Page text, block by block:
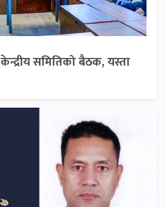
समितिको बैठक, यस्ता